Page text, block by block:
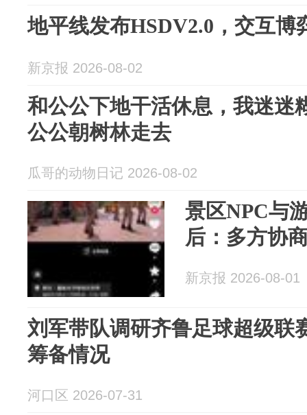
地平线发布HSDV2.0，交互博
新京报 2026-08-02
和公公下地干活休息，我迷迷
公公朝树林走去
瓜哥的动物日记 2026-08-02
景区NPC与
后：多方协
新京报 2026-08-01
刘军带队调研齐鲁足球超级联
筹备情况
河口区 2026-07-31